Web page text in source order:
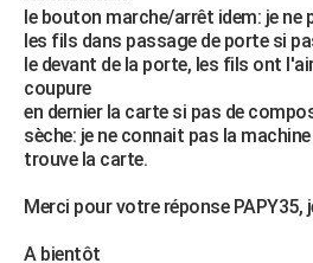
le bouton marche/arrêt idem: je ne
les fils dans passage de porte si
le devant de la porte, les fils ont
coupure
en dernier la carte si pas de
sèche: je ne connait pas la
trouve la carte.
Merci pour votre réponse PAPY35,
A bientôt